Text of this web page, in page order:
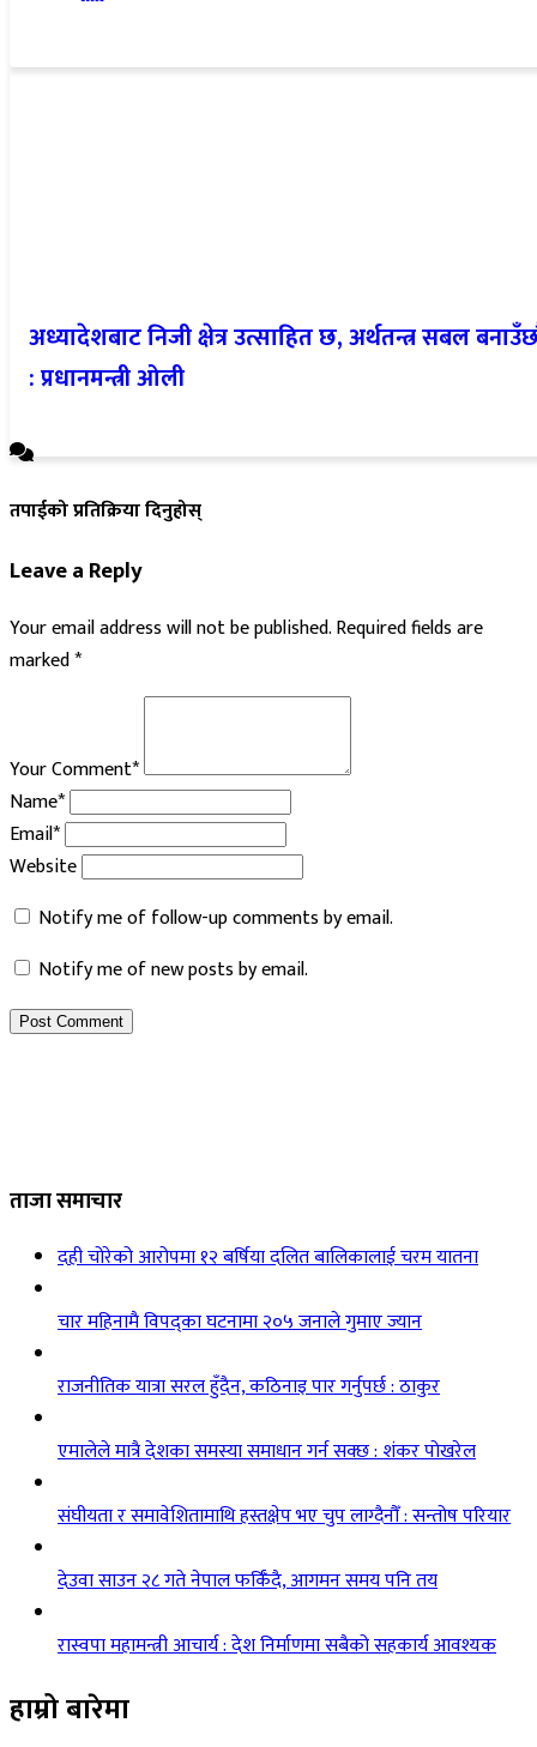
अध्यादेशबाट निजी क्षेत्र उत्साहित छ, अर्थतन्त्र सबल
: प्रधानमन्त्री ओली
तपाईको प्रतिक्रिया दिनुहोस्
Leave a Reply
Your email address will not be published.Required fields are
marked*
Your Comment*
Name*
Email*
Website
Notify me of follow-up comments by email.
Notify me of new posts by email.
ताजा समाचार
दही चोरेको आरोपमा १२ बर्षिया दलित बालिकालाई चरम यातना
चार महिनामै विपद्का घटनामा २०५ जनाले गुमाए ज्यान
राजनीतिक यात्रा सरल हुँदैन, कठिनाइ पार गर्नुपर्छ : ठाकुर
एमालेले मात्रै देशका समस्या समाधान गर्न सक्छ : शंकर पोखरेल
संघीयता र समावेशितामाथि हस्तक्षेप भए चुप लाग्दैनौँ : सन्तोष परियार
देउवा साउन २८ गते नेपाल फर्किँदै, आगमन समय पनि तय
रास्वपा महामन्त्री आचार्य : देश निर्माणमा सबैको सहकार्य आवश्यक
हाम्रो बारेमा